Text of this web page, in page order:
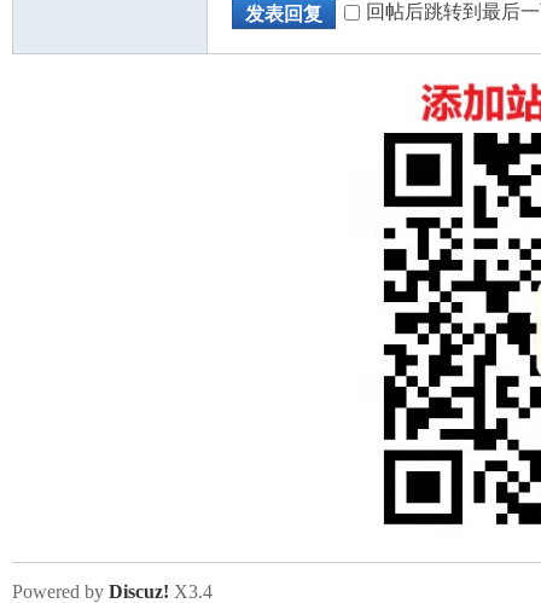
发表回复 回帖后跳转到最后
Powered by Discuz! X3.4